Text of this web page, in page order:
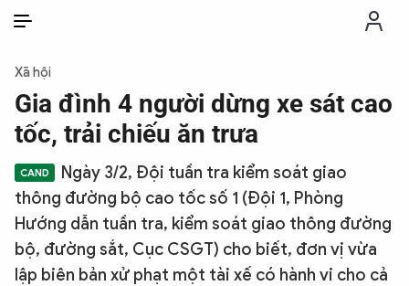
THỜI SỰ
CHỐNG DIỄN BIẾN HÒA BÌNH
CÔNG AN TRONG LÒNG DÂN
XÃ HỘI
Xã hội
Gia đình 4 người dừng xe sát cao
tốc, trải chiếu ăn trưa
Ngày 3/2, Đội tuần tra kiểm soát giao
thông đường bộ cao tốc số 1 (Đội 1, Phòng
Hướng dẫn tuần tra, kiểm soát giao thông đường
bộ, đường sắt, Cục CSGT) cho biết, đơn vị vừa
lập biên bản xử phạt một tài xế có hành vi cho cả